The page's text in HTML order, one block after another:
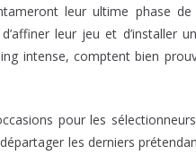
leur ultime phase
leur jeu et d’installer
intense, comptent bien
pour les
les derniers